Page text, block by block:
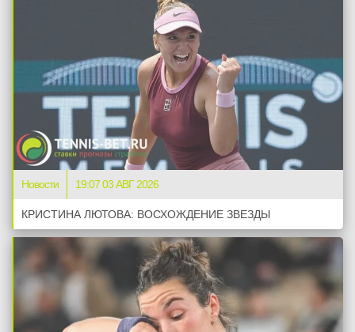
Новости 19:07 03 АВГ 2026
КРИСТИНА ЛЮТОВА: ВОСХОЖДЕНИЕ ЗВЕЗДЫ